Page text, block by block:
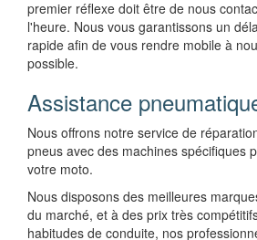
premier réflexe doit être de nous
l'heure. Nous vous garantissons un
rapide afin de vous rendre mobile à
possible.
Assistance
Nous offrons notre service de
pneus avec des machines spécifiques
votre moto.
Nous disposons des meilleures
du marché, et à des prix très
habitudes de conduite, nos